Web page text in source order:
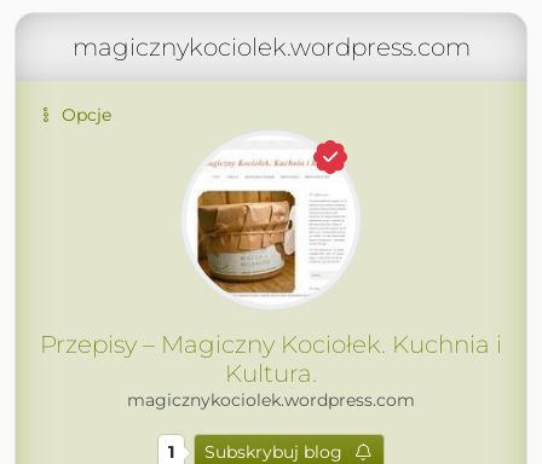
magicznykociolek.wordpress.com
Opcje
Przepisy – Magiczny Kociołek. Kuchnia i
Kultura.
magicznykociolek.wordpress.com
1 Subskrybuj blog